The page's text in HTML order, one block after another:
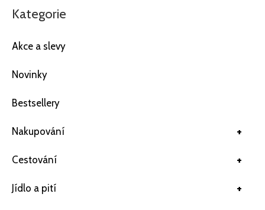
Kategorie
Akce a slevy
Novinky
Bestsellery
+
Nakupování
+
Cestování
+
Jídlo a pití